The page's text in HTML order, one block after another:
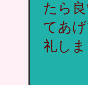
たら
てあ
礼しま